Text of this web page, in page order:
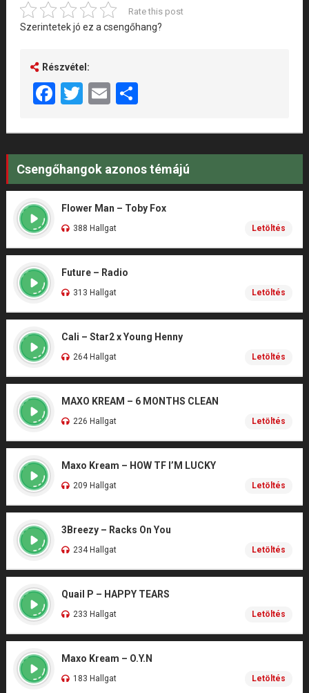
Rate this post
Szerintetek jó ez a csengőhang?
Részvétel:
Facebook
Twitter
EmailShare
Csengőhangok azonos témájú
Flower Man – Toby Fox
388 Hallgat Letöltés
Future – Radio
313 Hallgat Letöltés
Cali – Star2 x Young Henny
264 Hallgat Letöltés
MAXO KREAM – 6 MONTHS CLEAN
226 Hallgat Letöltés
Maxo Kream – HOW TF I’M LUCKY
209 Hallgat Letöltés
3Breezy – Racks On You
234 Hallgat Letöltés
Quail P – HAPPY TEARS
233 Hallgat Letöltés
Maxo Kream – O.Y.N
183 Hallgat Letöltés